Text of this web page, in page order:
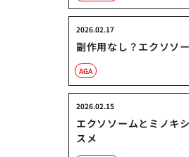
副作用なし？エクソソ
2026.02.17
AGA
エクソソームとミノキ
スメ
2026.02.15